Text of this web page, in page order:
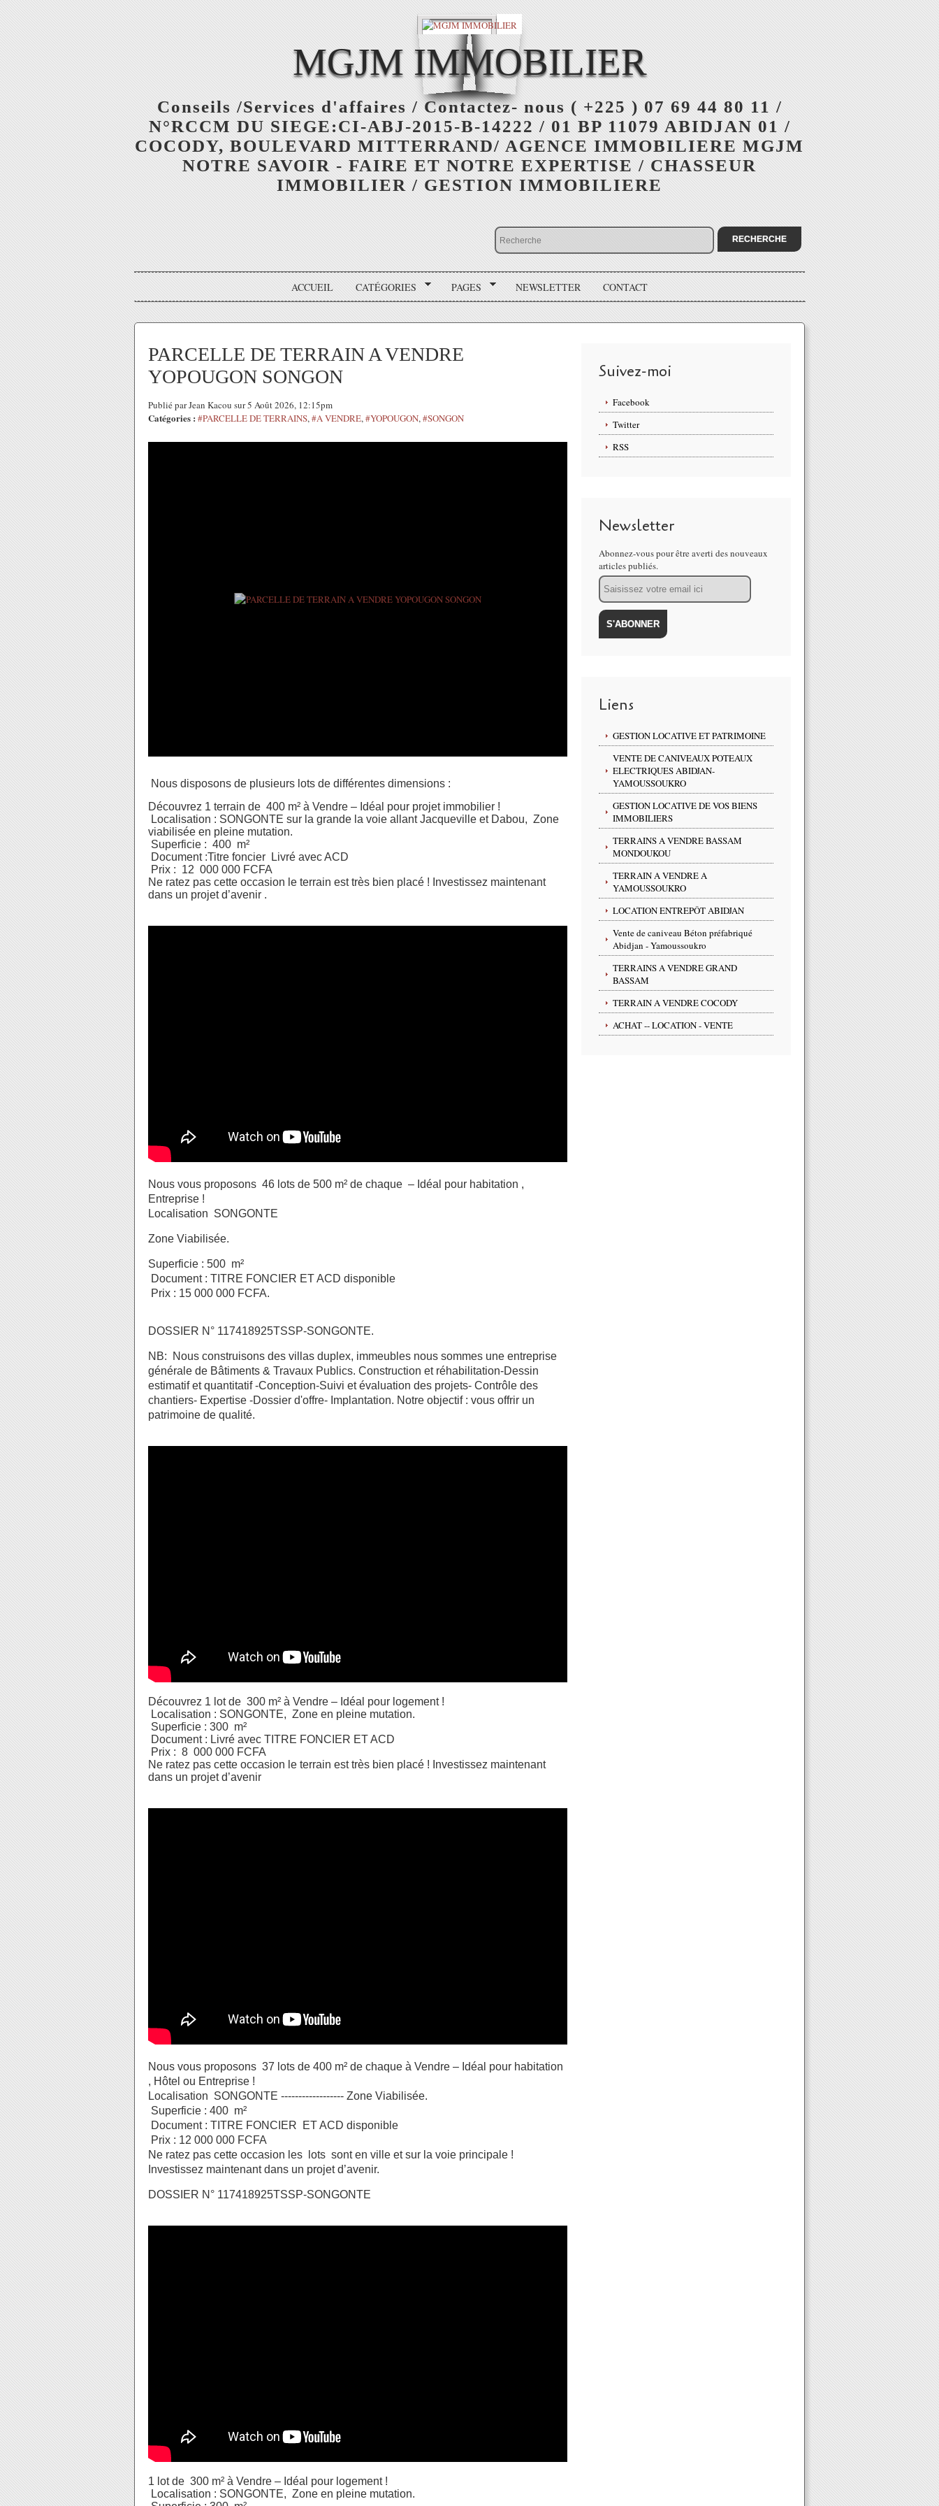
MGJM IMMOBILIER
Conseils /Services d'affaires / Contactez- nous ( +225 ) 07 69 44 80 11 /
N°RCCM DU SIEGE:CI-ABJ-2015-B-14222 / 01 BP 11079 ABIDJAN 01 /
COCODY, BOULEVARD MITTERRAND/ AGENCE IMMOBILIERE MGJM
NOTRE SAVOIR - FAIRE ET NOTRE EXPERTISE / CHASSEUR
IMMOBILIER / GESTION IMMOBILIERE
ACCUEIL CATÉGORIES PAGES NEWSLETTER CONTACT
PARCELLE DE TERRAIN A VENDRE
YOPOUGON SONGON
Publié par Jean Kacou sur 5 Août 2026, 12:15pm
Catégories : #PARCELLE DE TERRAINS,#A VENDRE,#YOPOUGON,#SONGON
Nous disposons de plusieurs lots de différentes dimensions :
Découvrez 1 terrain de 400 m² à Vendre – Idéal pour projet immobilier !
Localisation : SONGONTE sur la grande la voie allant Jacqueville et Dabou, Zone
viabilisée en pleine mutation.
Superficie : 400 m²
Document :Titre foncier Livré avec ACD
Prix : 12 000 000 FCFA
Ne ratez pas cette occasion le terrain est très bien placé ! Investissez maintenant
dans un projet d’avenir .
Nous vous proposons 46 lots de 500 m² de chaque – Idéal pour habitation ,
Entreprise !
Localisation SONGONTE
Zone Viabilisée.
Superficie : 500 m²
Document : TITRE FONCIER ET ACD disponible
Prix : 15 000 000 FCFA.
DOSSIER N° 117418925TSSP-SONGONTE.
NB: Nous construisons des villas duplex, immeubles nous sommes une entreprise
générale de Bâtiments & Travaux Publics. Construction et réhabilitation-Dessin
estimatif et quantitatif -Conception-Suivi et évaluation des projets- Contrôle des
chantiers- Expertise -Dossier d'offre- Implantation. Notre objectif : vous offrir un
patrimoine de qualité.
Découvrez 1 lot de 300 m² à Vendre – Idéal pour logement !
Localisation : SONGONTE, Zone en pleine mutation.
Superficie : 300 m²
Document : Livré avec TITRE FONCIER ET ACD
Prix : 8 000 000 FCFA
Ne ratez pas cette occasion le terrain est très bien placé ! Investissez maintenant
dans un projet d’avenir
Nous vous proposons 37 lots de 400 m² de chaque à Vendre – Idéal pour habitation
, Hôtel ou Entreprise !
Localisation SONGONTE ------------------ Zone Viabilisée.
Superficie : 400 m²
Document : TITRE FONCIER ET ACD disponible
Prix : 12 000 000 FCFA
Ne ratez pas cette occasion les lots sont en ville et sur la voie principale !
Investissez maintenant dans un projet d’avenir.
DOSSIER N° 117418925TSSP-SONGONTE
1 lot de 300 m² à Vendre – Idéal pour logement !
Localisation : SONGONTE, Zone en pleine mutation.
Suivez-moi
Facebook
Twitter
RSS
Newsletter
Abonnez-vous pour être averti des nouveaux
articles publiés.
Email
Liens
GESTION LOCATIVE ET PATRIMOINE
VENTE DE CANIVEAUX POTEAUX
ELECTRIQUES ABIDJAN-
YAMOUSSOUKRO
GESTION LOCATIVE DE VOS BIENS
IMMOBILIERS
TERRAINS A VENDRE BASSAM
MONDOUKOU
TERRAIN A VENDRE A
YAMOUSSOUKRO
LOCATION ENTREPÔT ABIDJAN
Vente de caniveau Béton préfabriqué
Abidjan - Yamoussoukro
TERRAINS A VENDRE GRAND
BASSAM
TERRAIN A VENDRE COCODY
ACHAT -- LOCATION - VENTE